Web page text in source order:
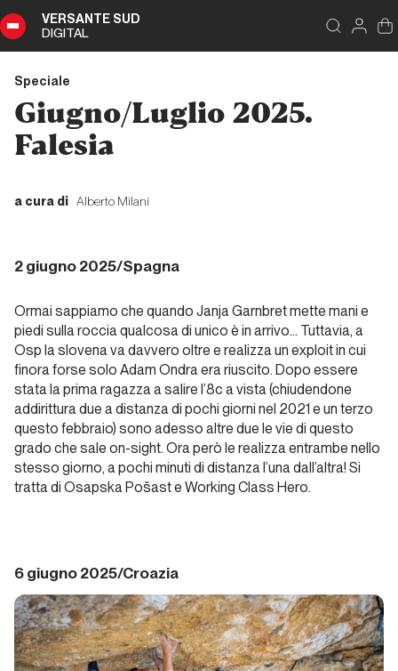
VERSANTE SUD
DIGITAL
Indice
Speciale
Sommario
Editoriale
Novembre
2024.
Alpinismo
e ghiaccio
Report Alpinismo e
ghiaccio
2024.
Alpinismo
e ghiaccio
Giugno/Luglio 2025.
Falesia
Speciale
a cura di Alberto Milani
2 giugno 2025/Spagna
Ormai sappiamo che quando Janja Garnbret mette mani e
piedi sulla roccia qualcosa di unico è in arrivo... Tuttavia, a
Osp la slovena va davvero oltre e realizza un exploit in cui
finora forse solo Adam Ondra era riuscito. Dopo essere
stata la prima ragazza a salire l’8c a vista (chiudendone
addirittura due a distanza di pochi giorni nel 2021 e un terzo
questo febbraio) sono adesso altre due le vie di questo
grado che sale on-sight. Ora però le realizza entrambe nello
stesso giorno, a pochi minuti di distanza l’una dall’altra! Si
tratta di Osapska Pošast e Working Class Hero.
6 giugno 2025/Croazia